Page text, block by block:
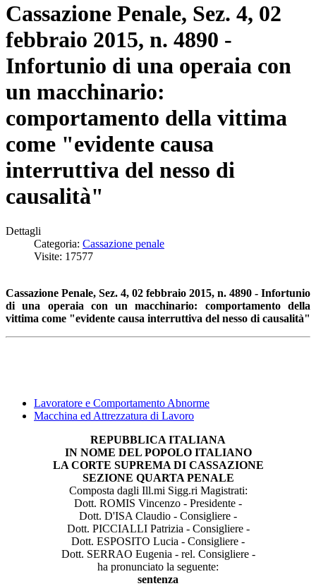
Cassazione Penale, Sez. 4, 02
febbraio 2015, n. 4890 -
Infortunio di una operaia con
un macchinario:
comportamento della vittima
come "evidente causa
interruttiva del nesso di
causalità"
Dettagli
Categoria: Cassazione penale
Visite: 17577
Cassazione Penale, Sez. 4, 02 febbraio 2015, n. 4890 - Infortunio
di una operaia con un macchinario: comportamento della
vittima come "evidente causa interruttiva del nesso di causalità"
Lavoratore e Comportamento Abnorme
Macchina ed Attrezzatura di Lavoro
REPUBBLICA ITALIANA
IN NOME DEL POPOLO ITALIANO
LA CORTE SUPREMA DI CASSAZIONE
SEZIONE QUARTA PENALE
Composta dagli Ill.mi Sigg.ri Magistrati:
Dott. ROMIS Vincenzo - Presidente -
Dott. D'ISA Claudio - Consigliere -
Dott. PICCIALLI Patrizia - Consigliere -
Dott. ESPOSITO Lucia - Consigliere -
Dott. SERRAO Eugenia - rel. Consigliere -
ha pronunciato la seguente:
sentenza